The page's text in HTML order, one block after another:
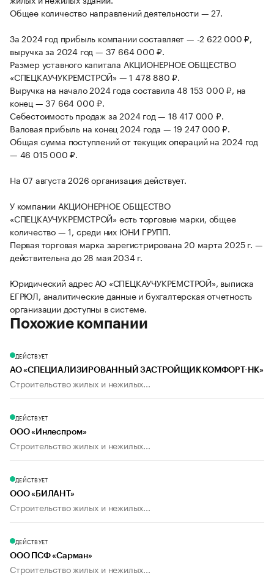
Общее количество направлений деятельности — 27.
За 2024 год прибыль компании составляет — -2 622 000 ₽,
выручка за 2024 год — 37 664 000 ₽.
Размер уставного капитала АКЦИОНЕРНОЕ ОБЩЕСТВО
«СПЕЦКАУЧУКРЕМСТРОЙ» — 1 478 880 ₽.
Выручка на начало 2024 года составила 48 153 000 ₽, на
конец — 37 664 000 ₽.
Себестоимость продаж за 2024 год — 18 417 000 ₽.
Валовая прибыль на конец 2024 года — 19 247 000 ₽.
Общая сумма поступлений от текущих операций на 2024 год
— 46 015 000 ₽.
На 07 августа 2026 организация действует.
У компании АКЦИОНЕРНОЕ ОБЩЕСТВО
«СПЕЦКАУЧУКРЕМСТРОЙ» есть торговые марки, общее
количество — 1, среди них ЮНИ ГРУПП.
Первая торговая марка зарегистрирована 20 марта 2025 г. —
действительна до 28 мая 2034 г.
Юридический адрес АО «СПЕЦКАУЧУКРЕМСТРОЙ», выписка
ЕГРЮЛ, аналитические данные и бухгалтерская отчетность
организации доступны в системе.
Похожие компании
ДЕЙСТВУЕТ
АО «СПЕЦИАЛИЗИРОВАННЫЙ ЗАСТРОЙЩИК КОМФОРТ-НК»
Строительство жилых и нежилых...
ДЕЙСТВУЕТ
ООО «Инлеспром»
Строительство жилых и нежилых...
ДЕЙСТВУЕТ
ООО «БИЛАНТ»
Строительство жилых и нежилых...
ДЕЙСТВУЕТ
ООО ПСФ «Сарман»
Строительство жилых и нежилых...